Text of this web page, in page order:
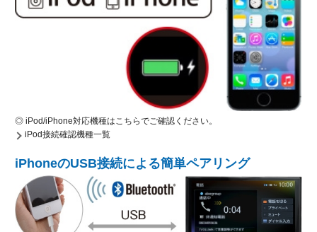
◎ iPod/iPhone対応機種はこちらでご確認ください。
iPod接続確認機種一覧
iPhoneのUSB接続による簡単ペアリング